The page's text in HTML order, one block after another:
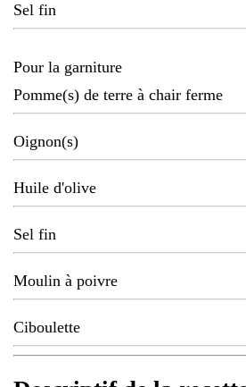
Sel fin
Pour la garniture
Pomme(s) de terre à chair ferme
Oignon(s)
Huile d'olive
Sel fin
Moulin à poivre
Ciboulette